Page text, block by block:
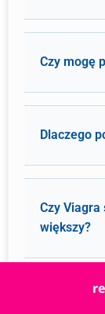
Czy mogę
Dlaczego
Czy
większy?
Co robić,